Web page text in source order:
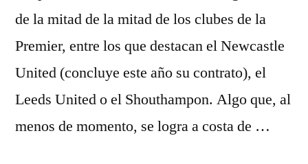
de la mitad de la mitad de los clubes de la
Premier, entre los que destacan el Newcastle
United (concluye este año su contrato), el
Leeds United o el Shouthampon. Algo que, al
menos de momento, se logra a costa de …